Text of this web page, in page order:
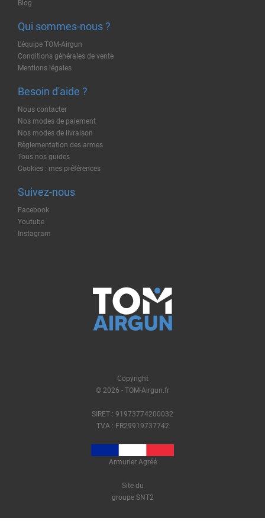
Blog
Qui sommes-nous ?
L'équipe TOM-Airgun
Conditions générales de vente
Mentions légales
Besoin d'aide ?
Nous contacter
Nos modes de paiement
Nos modes de livraison
Règlementation des armes
Tous nos guides
Cookies : mes préférences
Suivez-nous
Facebook
Youtube
Instagram
Copyright
© 2026 - TOM-Airgun.fr
SIRET : 91973774200032
TVA : FR29919737742
Armurier Agréé
Site du
groupe SNT2